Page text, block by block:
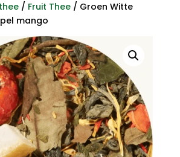
/ Fruit Thee/ Groen Witte
mango